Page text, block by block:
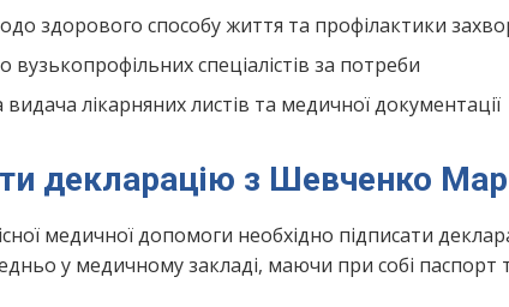
здорового способу життя та профілактики
спеціалістів за потреби
лікарняних листів та медичної документації
декларацію з Шевченко
медичної допомоги необхідно підписати
у медичному закладі, маючи при собі паспорт